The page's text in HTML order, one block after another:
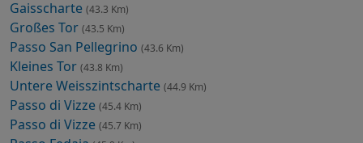
Gaisscharte (43.3 Km)
Großes Tor (43.5 Km)
Passo San Pellegrino (43.6 Km)
Kleines Tor (43.8 Km)
Untere Weisszintscharte (44.9 Km)
Passo di Vizze (45.4 Km)
Passo di Vizze (45.7 Km)